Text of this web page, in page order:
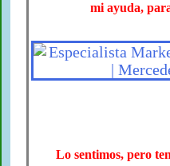
mi ayuda,
Lo sentimos, pero